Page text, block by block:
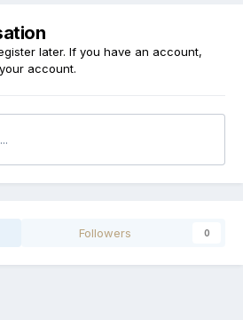
later. If you have an account,
account.
Followers 0